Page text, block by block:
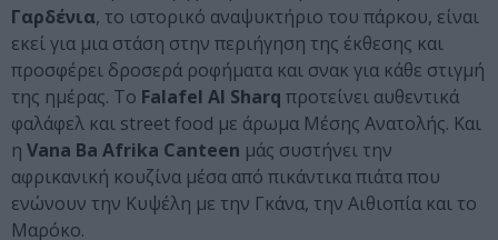
Γαρδένια, το ιστορικό αναψυκτήριο του πάρκου, είναι
εκεί για μια στάση στην περιήγηση της έκθεσης και
προσφέρει δροσερά ροφήματα και σνακ για κάθε στιγμή
της ημέρας. Το Falafel Al Sharq προτείνει αυθεντικά
φαλάφελ και street food με άρωμα Μέσης Ανατολής. Και
η Vana Ba Afrika Canteen μάς συστήνει την
αφρικανική κουζίνα μέσα από πικάντικα πιάτα που
ενώνουν την Κυψέλη με την Γκάνα, την Αιθιοπία και το
Μαρόκο.